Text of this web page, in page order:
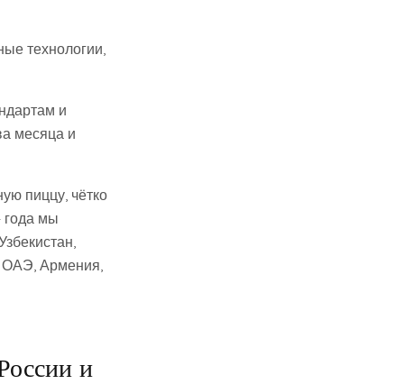
технологии,
и
месяца и
пиццу, чётко
года мы
ОАЭ, Армения,
и